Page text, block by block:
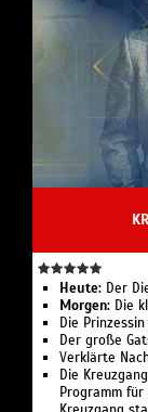
Heute: Der
Morgen: Die
Die
Der große
Verklärte
Die
Programm